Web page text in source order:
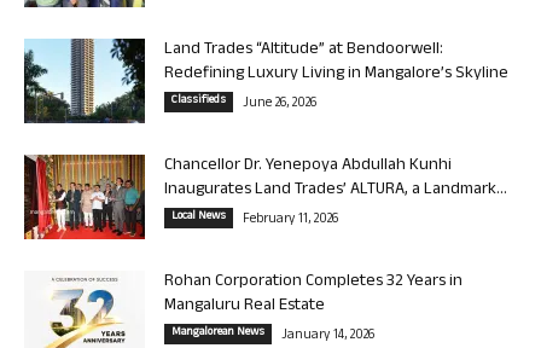
Land Trades “Altitude” at Bendoorwell:
Redefining Luxury Living in Mangalore’s Skyline
Classifieds June 26, 2026
Chancellor Dr. Yenepoya Abdullah Kunhi
Inaugurates Land Trades’ ALTURA, a Landmark...
Local News February 11, 2026
Rohan Corporation Completes 32 Years in
Mangaluru Real Estate
Mangalorean News January 14, 2026